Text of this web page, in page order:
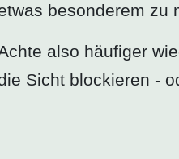
besonderem zu
also häufiger
Sicht blockieren -